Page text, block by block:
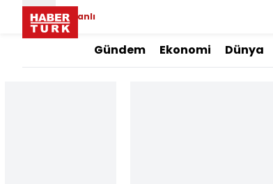
Canlı
Gündem Ekonomi Dünya